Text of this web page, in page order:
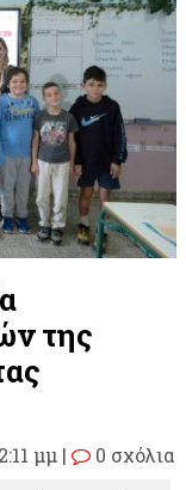
της
μμ |
0 σχόλια